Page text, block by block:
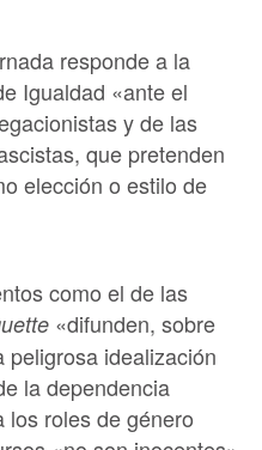
responde a la
Igualdad «ante el
y de las
que pretenden
elección o estilo de
como el de las
«difunden, sobre
idealización
la dependencia
los roles de género